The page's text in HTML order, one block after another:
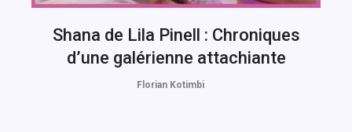
Shana de Lila Pinell : Chroniques
d’une galérienne attachiante
Florian Kotimbi